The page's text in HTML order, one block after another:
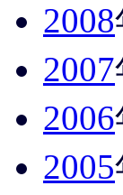
2008
2007
2006
2005